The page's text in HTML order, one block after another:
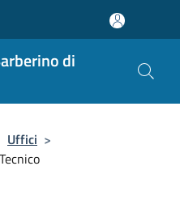
di
Uffici >